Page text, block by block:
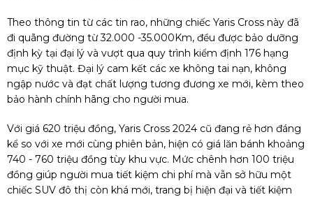
Theo thông tin từ các tin rao, những chiếc Yaris Cross này đã
đi quãng đường từ 32.000 -35.000Km, đều được bảo dưỡng
định kỳ tại đại lý và vượt qua quy trình kiểm định 176 hạng
mục kỹ thuật. Đại lý cam kết các xe không tai nạn, không
ngập nước và đạt chất lượng tương đương xe mới, kèm theo
bảo hành chính hãng cho người mua.
Với giá 620 triệu đồng, Yaris Cross 2024 cũ đang rẻ hơn đáng
kể so với xe mới cùng phiên bản, hiện có giá lăn bánh khoảng
740 - 760 triệu đồng tùy khu vực. Mức chênh hơn 100 triệu
đồng giúp người mua tiết kiệm chi phí mà vẫn sở hữu một
chiếc SUV đô thị còn khá mới, trang bị hiện đại và tiết kiệm